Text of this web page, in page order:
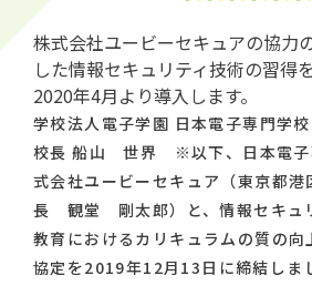
株式会社ユービーセキュアの協力
した情報セキュリティ技術の習得
2020年4月より導入します。
学校法人電子学園 日本電子専門学校
校長 船山 世界 ※以下、日本電子
式会社ユービーセキュア（東京都港
長 観堂 剛太郎）と、情報セキュ
教育におけるカリキュラムの質の
協定を2019年12月13日に締結しま